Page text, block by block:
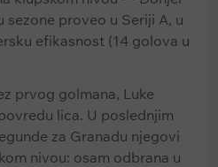
sezone proveo u Seriji A, u
efikasnost (14 golova u
prvog golmana, Luke
lica. U poslednjim
za Granadu njegovi
nivou: osam odbrana u